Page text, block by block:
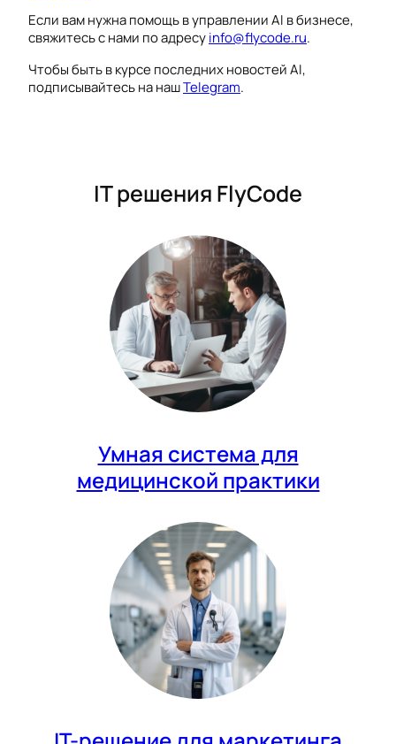
Если вам нужна помощь в управлении AI в бизнесе,
свяжитесь с нами по адресуinfo@flycode.ru.
Чтобы быть в курсе последних новостей AI,
подписывайтесь на нашTelegram.
IT решения FlyCode
Умная система для
медицинской практики